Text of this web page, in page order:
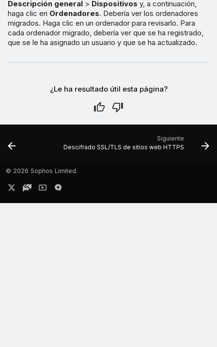
Descripción general > Dispositivos y, a continuación,
haga clic en Ordenadores. Debería ver los ordenadores
migrados. Haga clic en un ordenador para revisarlo. Para
cada ordenador migrado, debería ver que se ha registrado,
que se le ha asignado un usuario y que se ha actualizado.
¿Le ha resultado útil esta página?
Siguiente
Descifrado SSL/TLS de sitios web HTTPS
© 2026 Sophos Limited.